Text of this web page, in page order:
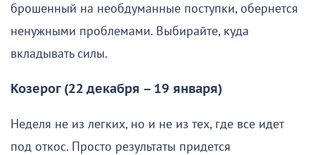
брошенный на необдуманные поступки, обернется
ненужными проблемами. Выбирайте, куда
вкладывать силы.
Козерог (22 декабря – 19 января)
Неделя не из легких, но и не из тех, где все идет
под откос. Просто результаты придется